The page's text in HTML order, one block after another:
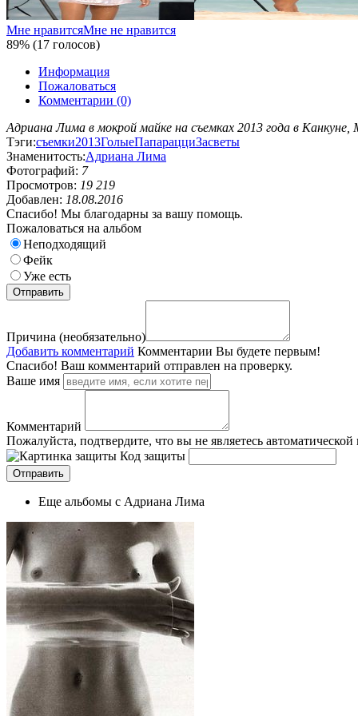
Мне нравитсяМне не нравится
89% (17 голосов)
Информация
Пожаловаться
Комментарии (0)
Адриана Лима в мокрой майке на съемках 2013 года в Канкуне,
Тэги:съемки2013ГолыеПапарацциЗасветы
Знаменитость:Адриана Лима
Фотографий: 7
Просмотров: 19 219
Добавлен: 18.08.2016
Спасибо! Мы благодарны за вашу помощь.
Пожаловаться на альбом
Неподходящий
Фейк
Уже есть
Причина (необязательно)
Добавить комментарий Комментарии Вы будете первым!
Спасибо! Ваш комментарий отправлен на проверку.
Ваше имя
Комментарий
Пожалуйста, подтвердите, что вы не являетесь
Код защиты
Еще альбомы с Адриана Лима